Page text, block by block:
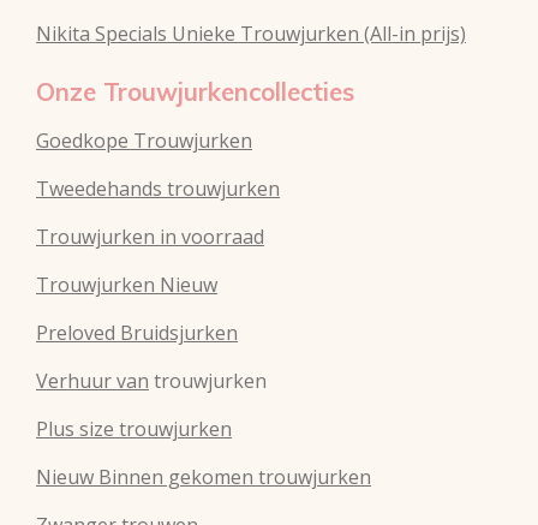
Nikita Specials Unieke Trouwjurken (All-in prijs)
Onze Trouwjurkencollecties
Goedkope Trouwjurken
Tweedehands trouwjurken
Trouwjurken in voorraad
Trouwjurken Nieuw
Preloved Bruidsjurken
Verhuur van trouwjurken
Plus size trouwjurken
Nieuw Binnen gekomen trouwjurken